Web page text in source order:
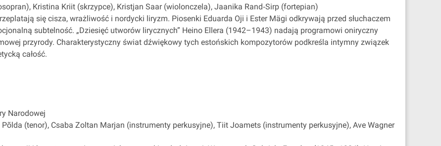
Kristina Kriit (skrzypce), Kristjan Saar (wiolonczela), Jaanika Rand‐Sirp (fortepian)
się cisza, wrażliwość i nordycki liryzm. Piosenki Eduarda Oji i Ester Mägi odkrywają przed słuchaczem
subtelność. „Dziesięć utworów lirycznych” Heino Ellera (1942–1943) nadają programowi oniryczny
przyrody. Charakterystyczny świat dźwiękowy tych estońskich kompozytorów podkreśla intymny związek
całość.
Narodowej
(tenor), Csaba Zoltan Marjan (instrumenty perkusyjne), Tiit Joamets (instrumenty perkusyjne), Ave Wagner